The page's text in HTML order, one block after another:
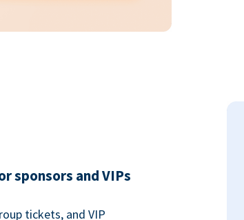
sponsors and VIPs
tickets, and VIP